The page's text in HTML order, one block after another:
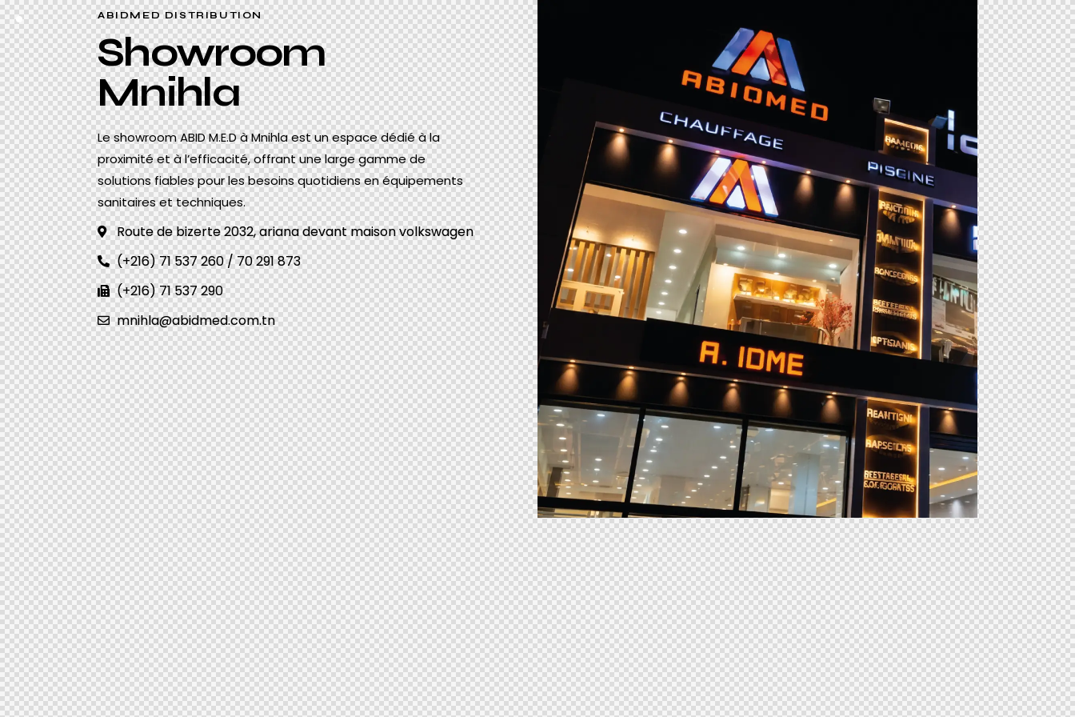
ABIDMED DISTRIBUTION
Showroom
Mnihla
Le showroom ABID M.E.D à Mnihla est un espace dédié à la
proximité et à l’efficacité, offrant une large gamme de
solutions fiables pour les besoins quotidiens en équipements
sanitaires et techniques.
Route de bizerte 2032, ariana devant maison volkswagen
(+216) 71 537 260 / 70 291 873
(+216) 71 537 290
mnihla@abidmed.com.tn